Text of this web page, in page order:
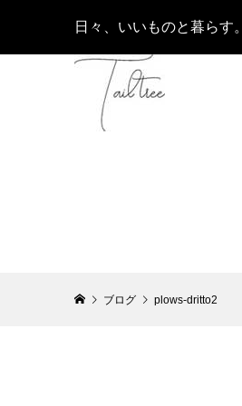
日々、いいものと暮らす。
ブログ plows-dritto2